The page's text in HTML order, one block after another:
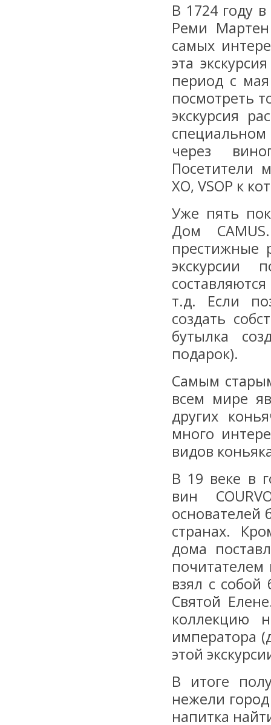
В 1724 году
Реми
самых
эта
период с
посмотреть
экскурсия
через
Посетители
XO, VSOP к
Уже пять
Дом
престижные
экскурсии
т.д. Если
создать
бутылка
подарок).
Самым
всем мире
других
много
видов
В 19 веке в
вин
основателей
странах.
дома
взял с
Святой
коллекцию
императора
этой
В итоге
нежели
напитка